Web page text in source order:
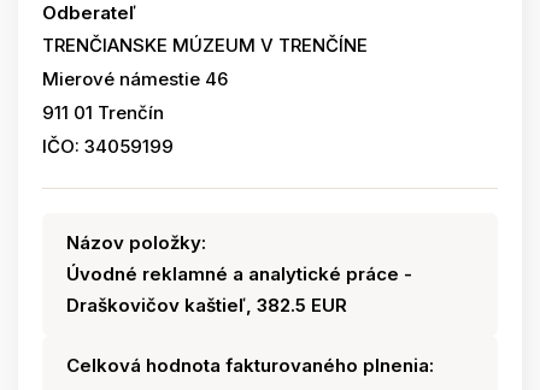
Odberateľ
TRENČIANSKE MÚZEUM V TRENČÍNE
Mierové námestie 46
911 01 Trenčín
IČO: 34059199
Názov položky:
Úvodné reklamné a analytické práce -
Draškovičov kaštieľ, 382.5 EUR
Celková hodnota fakturovaného plnenia: